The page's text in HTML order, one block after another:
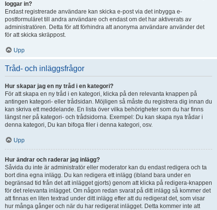
loggar in?
Endast registrerade användare kan skicka e-post via det inbygga e-
postformuläret till andra användare och endast om det har aktiverats av
administratören. Detta för att förhindra att anonyma användare använder det
för att skicka skräppost.
Upp
Tråd- och inläggsfrågor
Hur skapar jag en ny tråd i en kategori?
För att skapa en ny tråd i en kategori, klicka på den relevanta knappen på
antingen kategori- eller trådsidan. Möjligen så måste du registrera dig innan du
kan skriva ett meddelande. En lista över vilka behörigheter som du har finns
längst ner på kategori- och trådsidorna. Exempel: Du kan skapa nya trådar i
denna kategori, Du kan bifoga filer i denna kategori, osv.
Upp
Hur ändrar och raderar jag inlägg?
Såvida du inte är administratör eller moderator kan du endast redigera och ta
bort dina egna inlägg. Du kan redigera ett inlägg (ibland bara under en
begränsad tid från det att inlägget gjorts) genom att klicka på redigera-knappen
för det relevanta inlägget. Om någon redan svarat på ditt inlägg så kommer det
att finnas en liten textrad under ditt inlägg efter att du redigerat det, som visar
hur många gånger och när du har redigerat inlägget. Detta kommer inte att